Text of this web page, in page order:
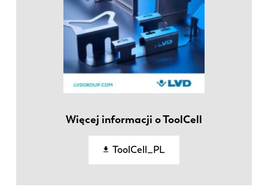
Więcej informacji o ToolCell
ToolCell_PL
NL
EN-US